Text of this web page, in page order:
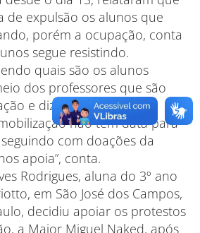
de expulsão os alunos que
porém a ocupação, conta
segue resistindo.
quais são os alunos
dos professores que são
e diz preparar uma
não tem data para
com doações da
apoia”, conta.
Rodrigues, aluna do 3º ano
em São José dos Campos,
decidiu apoiar os protestos
a Major Miguel Naked, após